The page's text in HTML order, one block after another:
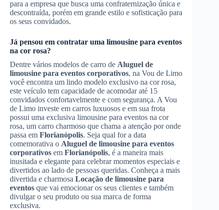
para a empresa que busca uma confraternização única e
descontraída, porém em grande estilo e sofisticação para
os seus convidados.
Já pensou em contratar uma limousine para eventos
na cor rosa?
Dentre vários modelos de carro de Aluguel de
limousine para eventos corporativos, na Vou de Limo
você encontra um lindo modelo exclusivo na cor rosa,
este veículo tem capacidade de acomodar até 15
convidados confortavelmente e com segurança. A Vou
de Limo investe em carros luxuosos e em sua frota
possui uma exclusiva limousine para eventos na cor
rosa, um carro charmoso que chama a atenção por onde
passa em Florianópolis. Seja qual for a data
comemorativa o Aluguel de limousine para eventos
corporativos em Florianópolis, é a maneira mais
inusitada e elegante para celebrar momentos especiais e
divertidos ao lado de pessoas queridas. Conheça a mais
divertida e charmosa Locação de limousine para
eventos que vai emocionar os seus clientes e também
divulgar o seu produto ou sua marca de forma
exclusiva.